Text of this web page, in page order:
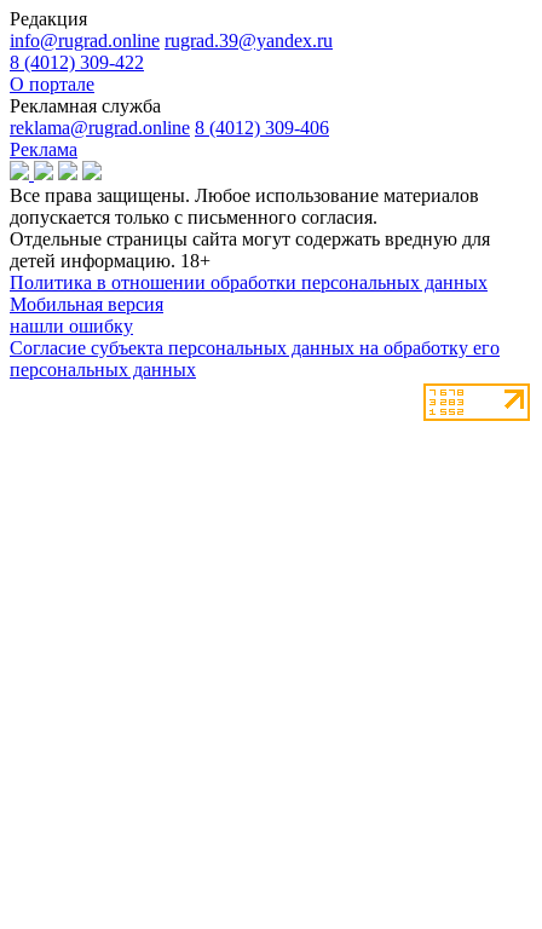
Редакция
info@rugrad.online rugrad.39@yandex.ru
8 (4012) 309-422
О портале
Рекламная служба
reklama@rugrad.online 8 (4012) 309-406
Реклама
Все права защищены. Любое использование материалов
допускается только с письменного согласия.
Отдельные страницы сайта могут содержать вредную для
детей информацию. 18+
Политика в отношении обработки персональных данных
Мобильная версия
нашли ошибку
Согласие субъекта персональных данных на обработку его
персональных данных